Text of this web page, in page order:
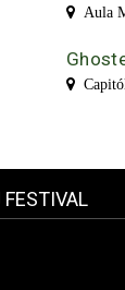
Aula
FESTIVAL